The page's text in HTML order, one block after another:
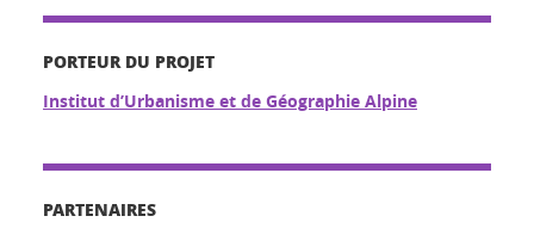
PORTEUR DU PROJET
Institut d’Urbanisme et de Géographie Alpine
PARTENAIRES